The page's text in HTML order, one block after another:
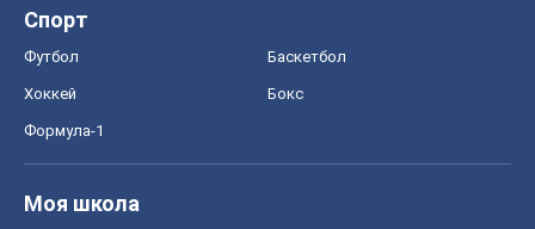
Спорт
Футбол Баскетбол
Хоккей Бокс
Формула-1
Моя школа